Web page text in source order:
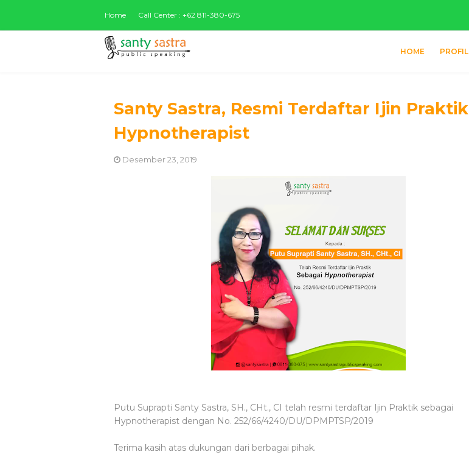
Home Call Center : +62 811-380-675
HOME PROFIL
Santy Sastra, Resmi Terdaftar Ijin Praktik
Hypnotherapist
Desember 23, 2019
Putu Suprapti Santy Sastra, SH., CHt., CI telah resmi terdaftar Ijin Praktik sebagai
Hypnotherapist dengan No. 252/66/4240/DU/DPMPTSP/2019
Terima kasih atas dukungan dari berbagai pihak.